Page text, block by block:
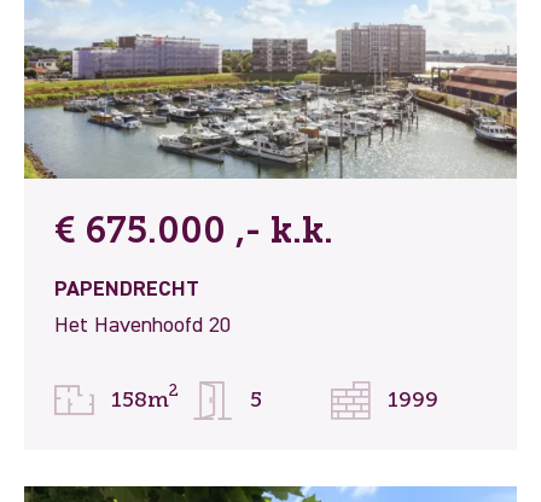
€ 675.000 ,- k.k.
PAPENDRECHT
Het Havenhoofd 20
158m2 5 1999